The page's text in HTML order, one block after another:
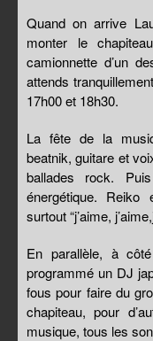
Quand on arrive
monter le
camionnette d’un
attends
17h00 et 18h30.
La fête de la
beatnik, guitare et
ballades rock.
énergétique.
surtout “j’aime,
En parallèle, à
programmé un DJ
fous pour faire du
chapiteau, pour
musique, tous les